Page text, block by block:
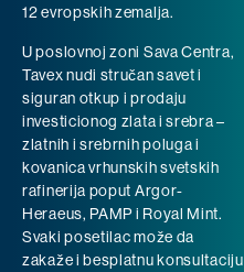
12 evropskih zemalja.
U poslovnoj zoni Sava Centra,
Tavex nudi stručan savet i
siguran otkup i prodaju
investicionog zlata i srebra –
zlatnih i srebrnih poluga i
kovanica vrhunskih svetskih
rafinerija poput Argor-
Heraeus, PAMP i Royal Mint.
Svaki posetilac može da
zakaže i besplatnu konsultaciju